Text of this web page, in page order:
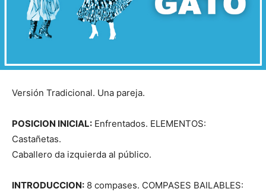
Versión Tradicional. Una pareja.
POSICION INICIAL: Enfrentados. ELEMENTOS:
Castañetas.
Caballero da izquierda al público.
INTRODUCCION: 8 compases. COMPASES BAILABLES: